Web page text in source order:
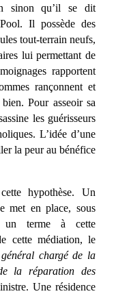
sinon qu’il se dit
Il possède des
tout-terrain neufs,
lui permettant de
rapportent
rançonnent et
Pour asseoir sa
les guérisseurs
L’idée d’une
la peur au bénéfice
hypothèse. Un
met en place, sous
un terme à cette
cette médiation, le
chargé de la
la réparation des
Une résidence